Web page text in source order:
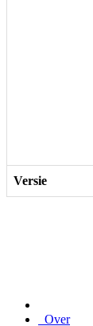
Versie
Over